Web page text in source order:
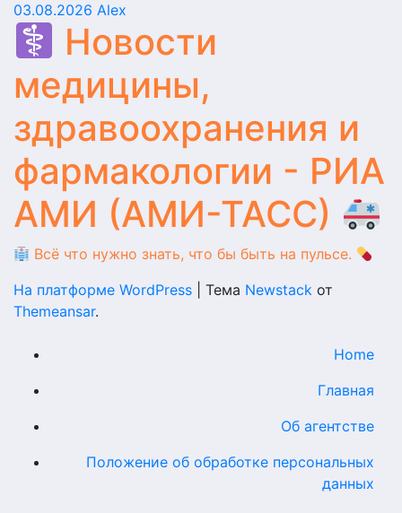
03.08.2026 Alex
Новости
медицины,
здравоохранения и
фармакологии - РИА
АМИ (АМИ-ТАСС)
Всё что нужно знать, что бы быть на пульсе.
На платформе WordPress
Тема Newstack от
Themeansar.
Home
Главная
Об агентстве
Положение об обработке персональных
данных